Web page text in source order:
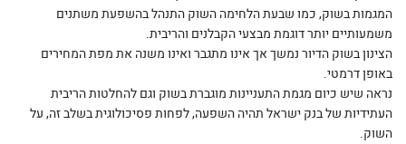
המגמות בשוק, כמו שבעת הלחימה השוק התנהל בהשפעת משתנים
משמעותיים יותר דוגמת מבצעי הקבלנים והריבית.
הצינון בשוק הדיור נמשך אך אינו מתגבר ואינו משנה את מפת המחירים
באופן דרמטי.
נראה שיש כיום מגמת התעניינות מוגברת בשוק וגם להחלטות הריבית
העתידיות של בנק ישראל תהיה השפעה, לפחות פסיכולוגית בשלב זה, על
השוק.